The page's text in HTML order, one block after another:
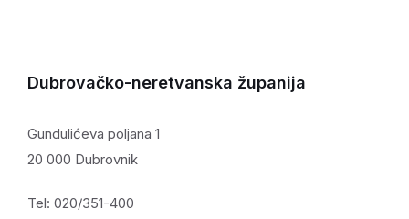
Dubrovačko-neretvanska županija
Gundulićeva poljana 1
20 000 Dubrovnik
Tel: 020/351-400